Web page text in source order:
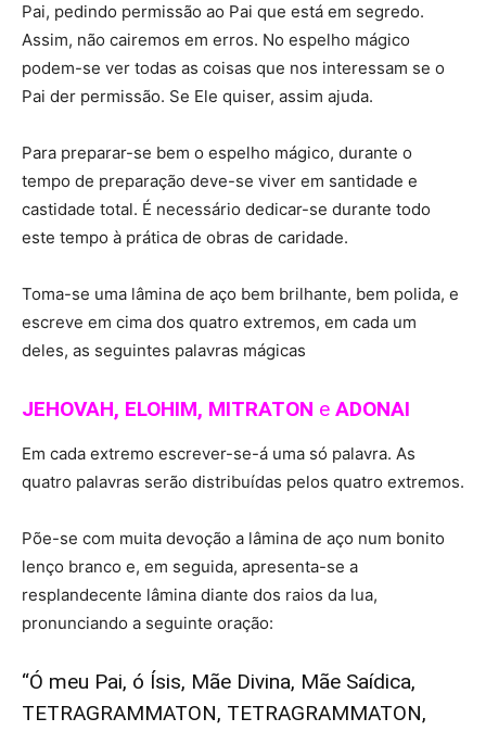
Pai, pedindo permissão ao Pai que está em segredo.
Assim, não cairemos em erros. No espelho mágico
podem-se ver todas as coisas que nos interessam se o
Pai der permissão. Se Ele quiser, assim ajuda.
Para preparar-se bem o espelho mágico, durante o
tempo de preparação deve-se viver em santidade e
castidade total. É necessário dedicar-se durante todo
este tempo à prática de obras de caridade.
Toma-se uma lâmina de aço bem brilhante, bem polida, e
escreve em cima dos quatro extremos, em cada um
deles, as seguintes palavras mágicas
JEHOVAH, ELOHIM, MITRATON e ADONAI
Em cada extremo escrever-se-á uma só palavra. As
quatro palavras serão distribuídas pelos quatro extremos.
Põe-se com muita devoção a lâmina de aço num bonito
lenço branco e, em seguida, apresenta-se a
resplandecente lâmina diante dos raios da lua,
pronunciando a seguinte oração:
“Ó meu Pai, ó Ísis, Mãe Divina, Mãe Saídica,
TETRAGRAMMATON, TETRAGRAMMATON,